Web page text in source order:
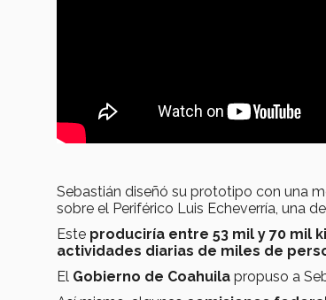
Sebastián diseñó su prototipo con una
sobre el Periférico Luis Echeverría, una
Este produciría entre 53 mil y 70 mil
actividades diarias de miles de
El Gobierno de Coahuila propuso a